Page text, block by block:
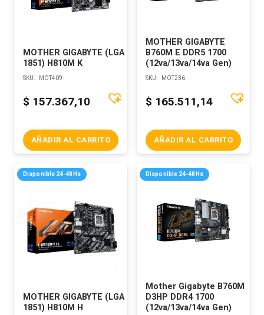
MOTHER GIGABYTE (LGA
1851) H810M K
SKU: MOT409
$ 157.367,10
AÑADIR AL CARRITO
MOTHER GIGABYTE
B760M E DDR5 1700
(12va/13va/14va Gen)
SKU: MOT236
$ 165.511,14
AÑADIR AL CARRITO
Disponible 24-48Hs
MOTHER GIGABYTE (LGA
1851) H810M H
Disponible 24-48Hs
Mother Gigabyte B760M
D3HP DDR4 1700
(12va/13va/14va Gen)